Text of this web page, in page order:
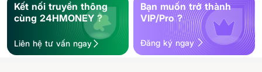
Kết nối truyền thông
cùng 24HMONEY ?
Liên hệ tư vấn ngay
Bạn muốn trở thành
VIP/Pro ?
Đăng ký ngay